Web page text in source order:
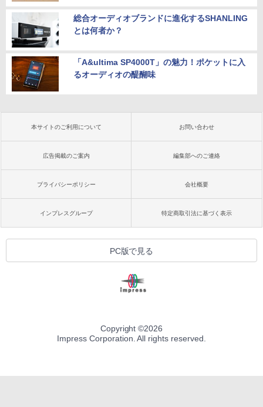
総合オーディオブランドに進化するSHANLING
とは何者か？
「A&ultima SP4000T」の魅力！ポケットに入
るオーディオの醍醐味
本サイトのご利用について お問い合わせ
広告掲載のご案内 編集部へのご連絡
プライバシーポリシー 会社概要
インプレスグループ 特定商取引法に基づく表示
PC版で見る
Copyright ©2026
Impress Corporation. All rights reserved.